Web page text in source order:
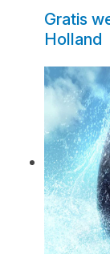
Gratis
Holland